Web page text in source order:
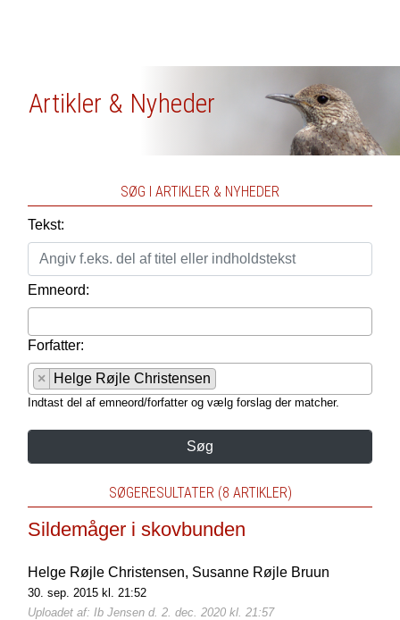
Artikler & Nyheder
SØG I ARTIKLER & NYHEDER
Tekst:
Emneord:
Forfatter:
× Helge Røjle Christensen
Indtast del af emneord/forfatter og vælg forslag der matcher.
Søg
SØGERESULTATER (8 ARTIKLER)
Sildemåger i skovbunden
Helge Røjle Christensen, Susanne Røjle Bruun
30. sep. 2015 kl. 21:52
Uploadet af: Ib Jensen d. 2. dec. 2020 kl. 21:57